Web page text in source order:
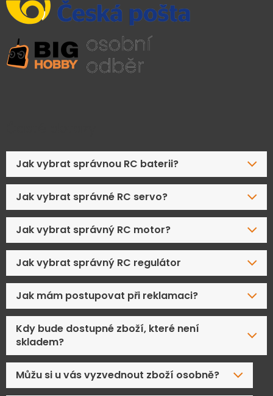
Jak vybrat správnou RC baterii?
Jak vybrat správné RC servo?
Jak vybrat správný RC motor?
Jak vybrat správný RC regulátor
Jak mám postupovat při reklamaci?
Kdy bude dostupné zboží, které není
skladem?
Můžu si u vás vyzvednout zboží osobně?